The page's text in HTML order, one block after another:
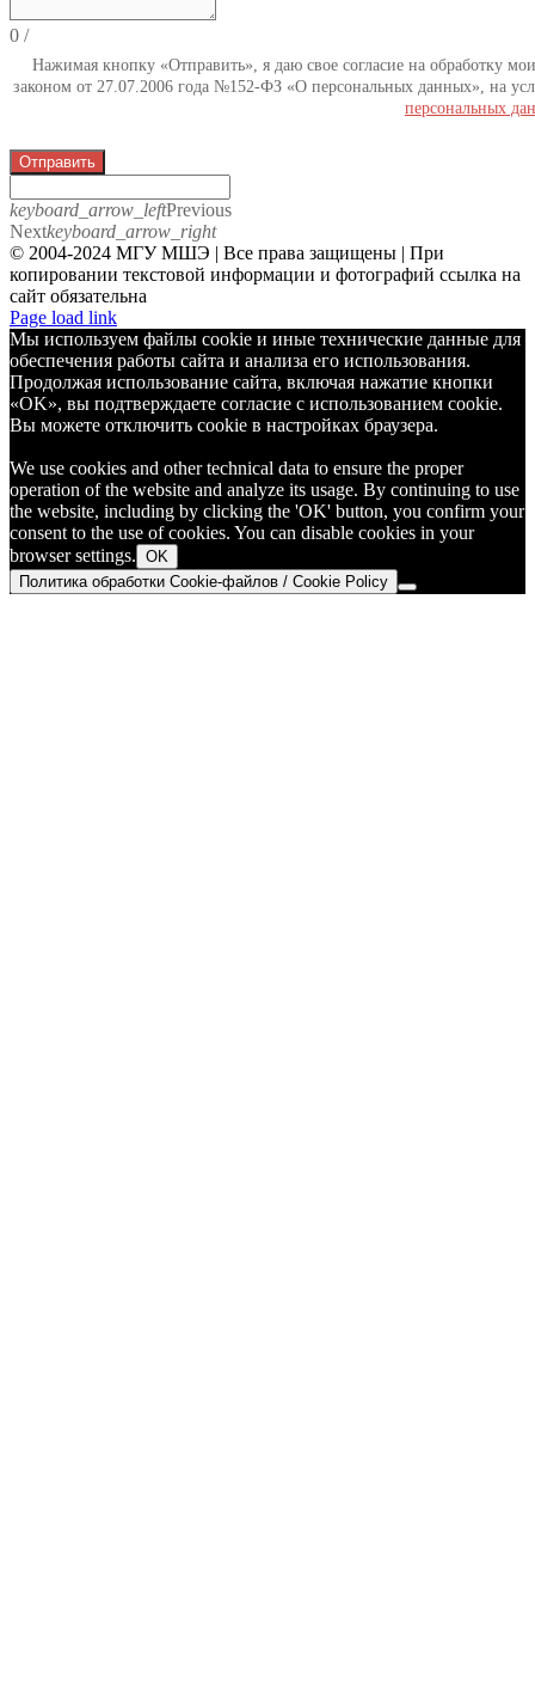
0 /
Нажимая кнопку «Отправить», я даю свое согласие на обработку
законом от 27.07.2006 года №152-ФЗ «О персональных данных», на
персональных
Отправить
keyboard_arrow_leftPrevious
Nextkeyboard_arrow_right
© 2004-2024 МГУ МШЭ | Все права защищены | При
копировании текстовой информации и фотографий ссылка на
сайт обязательна
Telegram
Page load link
Мы используем файлы cookie и иные технические данные для
обеспечения работы сайта и анализа его использования.
Продолжая использование сайта, включая нажатие кнопки
«OK», вы подтверждаете согласие с использованием cookie.
Вы можете отключить cookie в настройках браузера.
We use cookies and other technical data to ensure the proper
operation of the website and analyze its usage. By continuing to use
the website, including by clicking the 'OK' button, you confirm your
consent to the use of cookies. You can disable cookies in your
browser settings. OK
Политика обработки Cookie-файлов / Cookie Policy